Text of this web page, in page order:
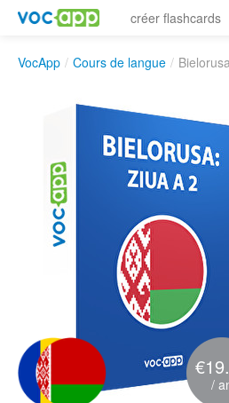
créer flashcards
VocApp / Cours de langue /
/